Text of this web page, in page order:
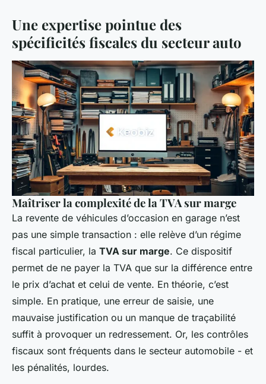
Une expertise pointue des
spécificités fiscales du secteur auto
Maîtriser la complexité de la TVA sur marge
La revente de véhicules d’occasion en garage n’est
pas une simple transaction : elle relève d’un régime
fiscal particulier, la TVA sur marge. Ce dispositif
permet de ne payer la TVA que sur la différence entre
le prix d’achat et celui de vente. En théorie, c’est
simple. En pratique, une erreur de saisie, une
mauvaise justification ou un manque de traçabilité
suffit à provoquer un redressement. Or, les contrôles
fiscaux sont fréquents dans le secteur automobile - et
les pénalités, lourdes.